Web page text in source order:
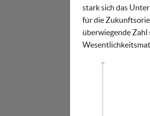
stark sich das
für die
überwiegende Zahl